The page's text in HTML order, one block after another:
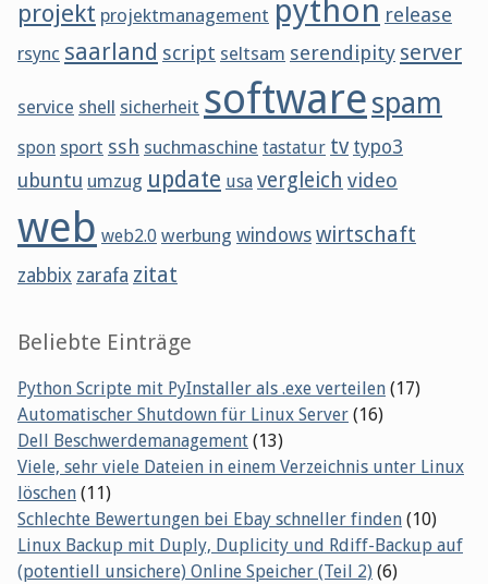
projekt projektmanagement python release
rsync saarland script seltsam serendipity server
service shell sicherheit softwarespam
spon sport ssh suchmaschine tastatur tv typo3
ubuntu umzug update usa vergleich video
web web2.0 werbung windows wirtschaft
zabbix zarafa zitat
Beliebte Einträge
Python Scripte mit PyInstaller als .exe verteilen (17)
Automatischer Shutdown für Linux Server (16)
Dell Beschwerdemanagement (13)
Viele, sehr viele Dateien in einem Verzeichnis unter Linux
löschen (11)
Schlechte Bewertungen bei Ebay schneller finden (10)
Linux Backup mit Duply, Duplicity und Rdiff-Backup auf
(potentiell unsichere) Online Speicher (Teil 2) (6)